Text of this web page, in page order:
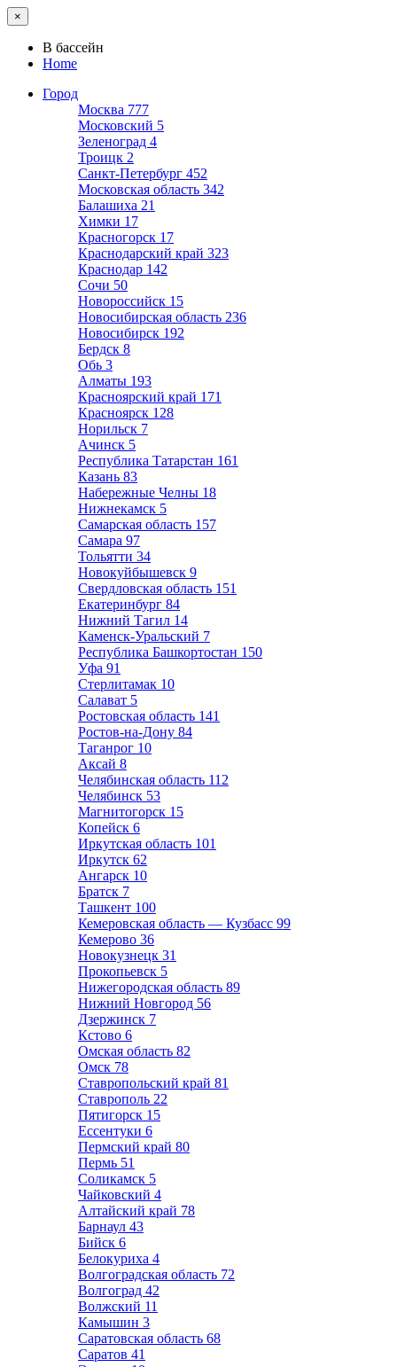
×
В бассейн
Home
Город
Москва 777
Московский 5
Зеленоград 4
Троицк 2
Санкт-Петербург 452
Московская область 342
Балашиха 21
Химки 17
Красногорск 17
Краснодарский край 323
Краснодар 142
Сочи 50
Новороссийск 15
Новосибирская область 236
Новосибирск 192
Бердск 8
Обь 3
Алматы 193
Красноярский край 171
Красноярск 128
Норильск 7
Ачинск 5
Республика Татарстан 161
Казань 83
Набережные Челны 18
Нижнекамск 5
Самарская область 157
Самара 97
Тольятти 34
Новокуйбышевск 9
Свердловская область 151
Екатеринбург 84
Нижний Тагил 14
Каменск-Уральский 7
Республика Башкортостан 150
Уфа 91
Стерлитамак 10
Салават 5
Ростовская область 141
Ростов-на-Дону 84
Таганрог 10
Аксай 8
Челябинская область 112
Челябинск 53
Магнитогорск 15
Копейск 6
Иркутская область 101
Иркутск 62
Ангарск 10
Братск 7
Ташкент 100
Кемеровская область — Кузбасс 99
Кемерово 36
Новокузнецк 31
Прокопьевск 5
Нижегородская область 89
Нижний Новгород 56
Дзержинск 7
Кстово 6
Омская область 82
Омск 78
Ставропольский край 81
Ставрополь 22
Пятигорск 15
Ессентуки 6
Пермский край 80
Пермь 51
Соликамск 5
Чайковский 4
Алтайский край 78
Барнаул 43
Бийск 6
Белокуриха 4
Волгоградская область 72
Волгоград 42
Волжский 11
Камышин 3
Саратовская область 68
Саратов 41